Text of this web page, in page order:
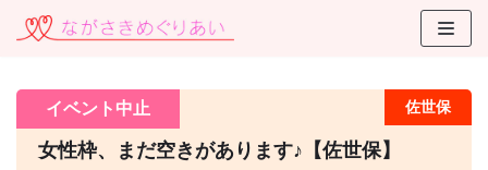
コ
佐世保
イベント中止
女性枠、まだ空きがあります♪【佐世保】